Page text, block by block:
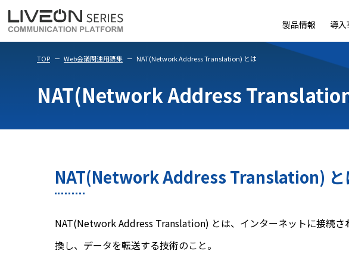
製品情報
LiveOn Meet LiveOn Wearable LiveOn Nano
導入
TOP Web会議関連用語集 NAT(Network Address Translation) とは
NAT(Network Address
NAT(Network Address Translation) と
NAT(Network Address Translation) とは、インターネットに接続
換し、データを転送する技術のこと。